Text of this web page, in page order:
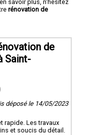
savoir plus, n'hésitez
rénovation de
de
Saint-
déposé le 14/05/2023
rapide. Les travaux
et soucis du détail.